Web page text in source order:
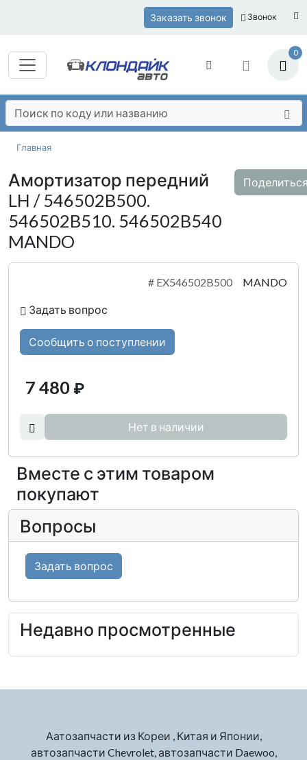
Заказать звонок Звонок
0
Главная
Амортизатор передний
LH / 546502B500.
546502B510. 546502B540
MANDO
# EX546502B500 MANDO
Задать вопрос
Сообщить о поступлении
7 480 ₽
Нет в наличии
Вместе с этим товаром
покупают
Вопросы
Задать вопрос
Недавно просмотренные
Аатозапчасти из Кореи , Китая и Японии,
автозапчасти Chevrolet, автозапчасти Daewoo,